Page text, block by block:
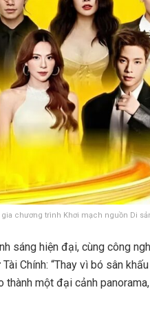
chương trình Khơi mạch nguồn Di
sáng hiện đại, cùng công
Chính: “Thay vì bó sân
một đại cảnh